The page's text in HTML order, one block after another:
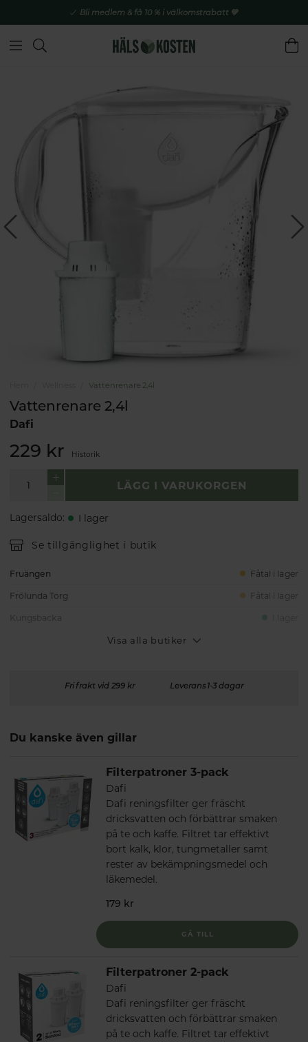
Bli medlem & få 10 % i välkomstrabatt 💚
Vattenrenare 2,4l
Vattenrenare 2,4l
Dafi
229 kr Historik
LÄGG I VARUKORGEN
Lagersaldo: I lager
Se tillgänglighet i butik
Fruängen Fåtal i lager
Frölunda Torg Fåtal i lager
Visa alla butiker
Fri frakt vid 299 kr Leverans 1-3 dagar
Du kanske även gillar
Filterpatroner 3-pack
Dafi
Dafi reningsfilter ger fräscht
dricksvatten och förbättrar smaken
på te och kaffe. Filtret tar effektivt
bort kalk, klor, tungmetaller samt
rester av bekämpningsmedel och
läkemedel.
179 kr
GÅ TILL
Filterpatroner 2-pack
Dafi
Dafi reningsfilter ger fräscht
dricksvatten och förbättrar smaken
på te och kaffe. Filtret tar effektivt